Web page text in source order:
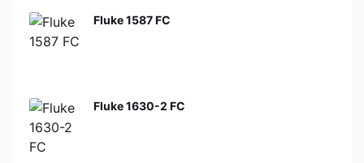
Fluke 1587 FC
Fluke 1630-2 FC